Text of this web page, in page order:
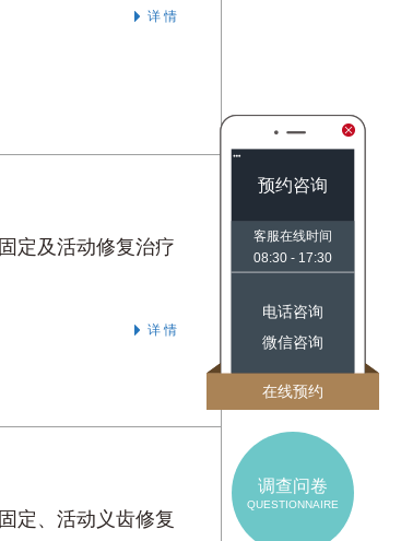
预约咨询
客服在线时间
08:30 - 17:30
电话咨询
微信咨询
在线预约
调查问卷
QUESTIONNAIRE
详 情
定及活动修复治疗
详 情
定、活动义齿修复